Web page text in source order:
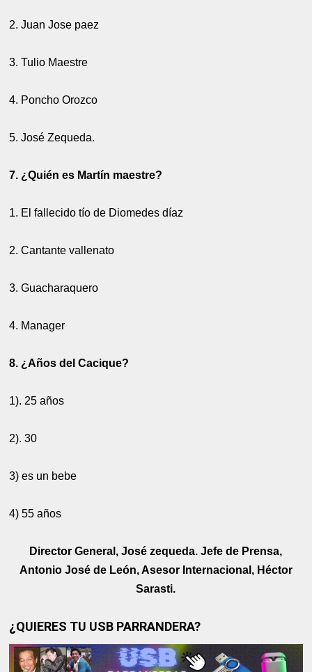
2. Juan Jose paez
3. Tulio Maestre
4. Poncho Orozco
5. José Zequeda.
7. ¿Quién es Martín maestre?
1. El fallecido tío de Diomedes díaz
2. Cantante vallenato
3. Guacharaquero
4. Manager
8. ¿Años del Cacique?
1). 25 años
2). 30
3) es un bebe
4) 55 años
Director General, José zequeda. Jefe de Prensa,
Antonio José de León, Asesor Internacional, Héctor
Sarasti.
¿QUIERES TU USB PARRANDERA?